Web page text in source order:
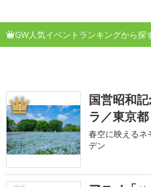
GW人気イベントランキングから探
1
国営昭和
ラ／東京都
春空に映えるネ
デン